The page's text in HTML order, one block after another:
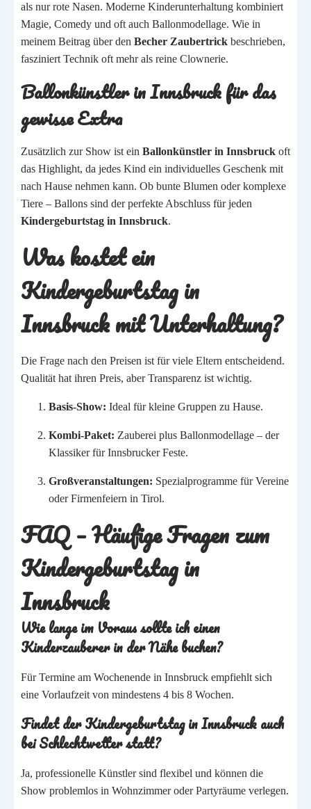
als nur rote Nasen. Moderne Kinderunterhaltung kombiniert
Magie, Comedy und oft auch Ballonmodellage. Wie in
meinem Beitrag über den Becher Zaubertrick beschrieben,
fasziniert Technik oft mehr als reine Clownerie.
Ballonkünstler in Innsbruck für das
gewisse Extra
Zusätzlich zur Show ist ein Ballonkünstler in Innsbruck oft
das Highlight, da jedes Kind ein individuelles Geschenk mit
nach Hause nehmen kann. Ob bunte Blumen oder komplexe
Tiere – Ballons sind der perfekte Abschluss für jeden
Kindergeburtstag in Innsbruck.
Was kostet ein
Kindergeburtstag in
Innsbruck mit Unterhaltung?
Die Frage nach den Preisen ist für viele Eltern entscheidend.
Qualität hat ihren Preis, aber Transparenz ist wichtig.
Basis-Show: Ideal für kleine Gruppen zu Hause.
Kombi-Paket: Zauberei plus Ballonmodellage – der
Klassiker für Innsbrucker Feste.
Großveranstaltungen: Spezialprogramme für Vereine
oder Firmenfeiern in Tirol.
FAQ – Häufige Fragen zum
Kindergeburtstag in
Innsbruck
Wie lange im Voraus sollte ich einen
Kinderzauberer in der Nähe buchen?
Für Termine am Wochenende in Innsbruck empfiehlt sich
eine Vorlaufzeit von mindestens 4 bis 8 Wochen.
Findet der Kindergeburtstag in Innsbruck auch
bei Schlechtwetter statt?
Ja, professionelle Künstler sind flexibel und können die
Show problemlos in Wohnzimmer oder Partyräume verlegen.